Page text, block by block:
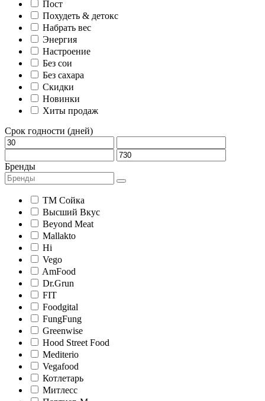
Пост
Похудеть & детокс
Набрать вес
Энергия
Настроение
Без сои
Без сахара
Скидки
Новинки
Хиты продаж
Срок годности (дней)
Бренды
ТМ Сойка
Высший Вкус
Beyond Meat
Mallakto
Hi
Vego
AmFood
Dr.Grun
FIT
Foodgital
FungFung
Greenwise
Hood Street Food
Mediterio
Vegafood
Котлетарь
Митлесс